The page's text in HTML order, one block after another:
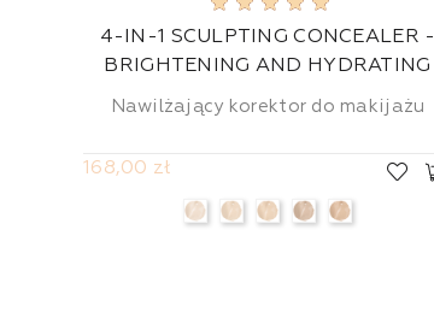
4-IN-1 SCULPTING CONCEALER -
BRIGHTENING AND HYDRATING
Nawilżający korektor do makijażu
168,00 zł